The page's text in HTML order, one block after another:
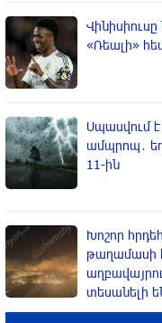
«Ռեալի»
Սպասվում է
ամպրոպ․
11-ին
Խոշոր
թաղամասի
տեսանելի